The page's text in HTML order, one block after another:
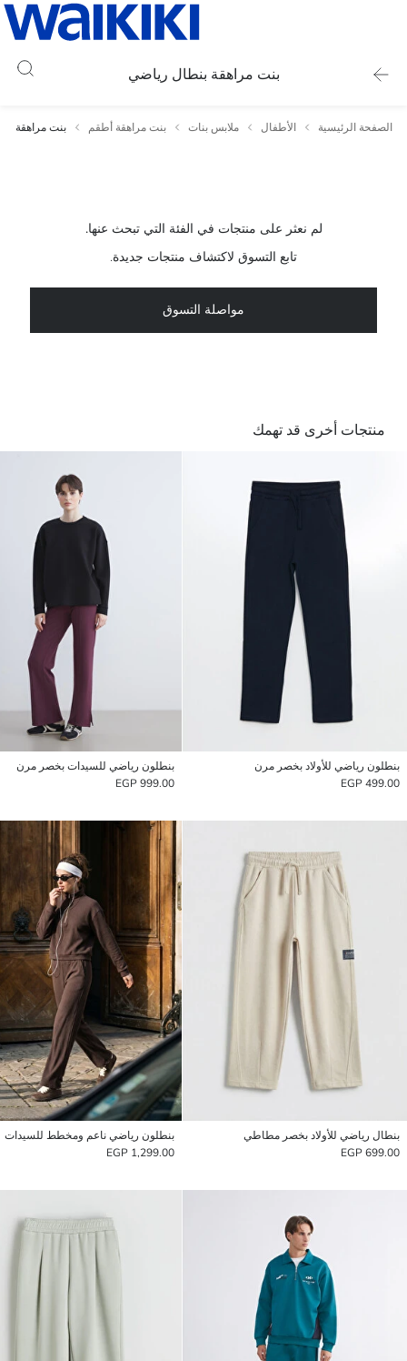
بنت مراهقة بنطال رياضي
الصفحة الرئيسية الأطفال ملابس بنات بنت مراهقة أطقم بنت مراهقة
لم نعثر على منتجات في الفئة التي تبحث عنها.
تابع التسوق لاكتشاف منتجات جديدة.
مواصلة التسوق
منتجات أخرى قد تهمك
بنطلون رياضي للأولاد بخصر مرن
499.00 EGP
بنطلون رياضي للسيدات بخصر مرن
999.00 EGP
بنطال رياضي للأولاد بخصر مطاطي
699.00 EGP
بنطلون رياضي ناعم ومخطط للسيدات
1,299.00 EGP